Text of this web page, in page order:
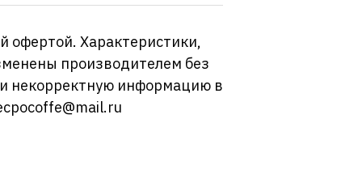
офертой. Характеристики,
производителем без
некорректную информацию в